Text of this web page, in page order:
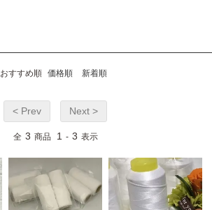
おすすめ順 価格順 新着順
< Prev Next >
全 3 商品 1 - 3 表示